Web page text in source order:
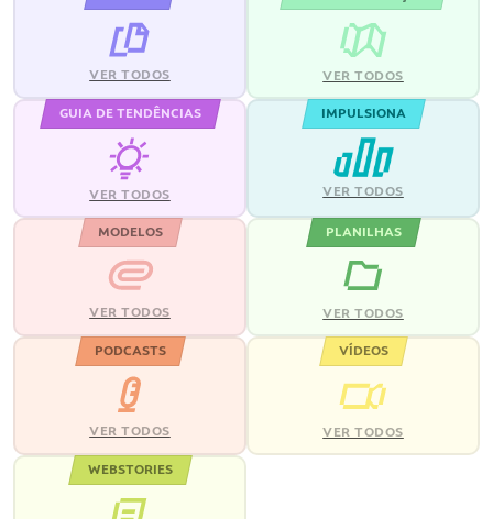
VER TODOS VER TODOS
GUIA DE TENDÊNCIAS
VER TODOS
IMPULSIONA
VER TODOS
MODELOS
VER TODOS
PLANILHAS
VER TODOS
PODCASTS
VER TODOS
VÍDEOS
VER TODOS
WEBSTORIES